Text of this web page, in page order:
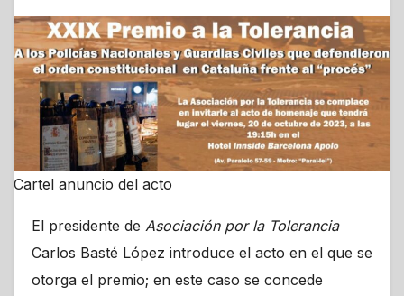
Cartel anuncio del acto
El presidente de Asociación por la Tolerancia
Carlos Basté López introduce el acto en el que se
otorga el premio; en este caso se concede